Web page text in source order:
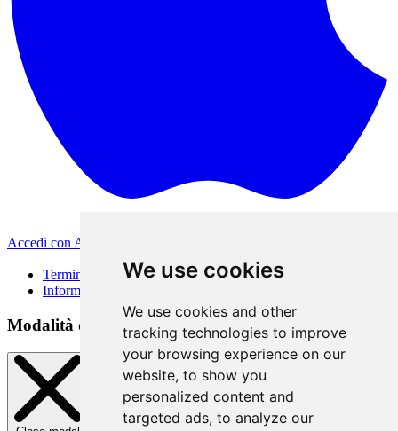
We use cookies
We use cookies and other
tracking technologies to improve
your browsing experience on our
website, to show you
personalized content and
targeted ads, to analyze our
Accedi con Apple
Termini di Utilizzo
Informativa sulla privacy
Modalità di accesso